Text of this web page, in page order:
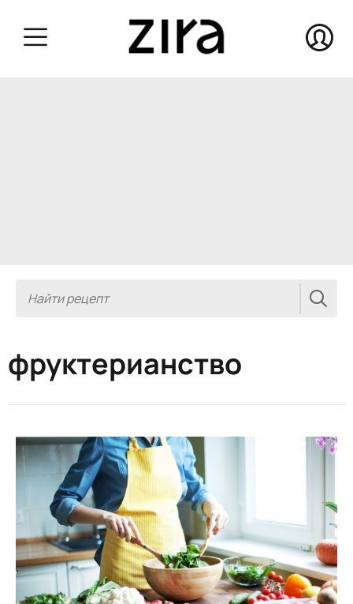
фруктерианство